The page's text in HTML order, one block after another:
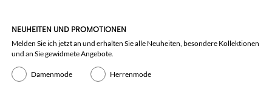
NEUHEITEN UND PROMOTIONEN
Melden Sie ich jetzt an und erhalten Sie alle Neuheiten, besondere Kollektionen
und an Sie gewidmete Angebote.
Damenmode Herrenmode